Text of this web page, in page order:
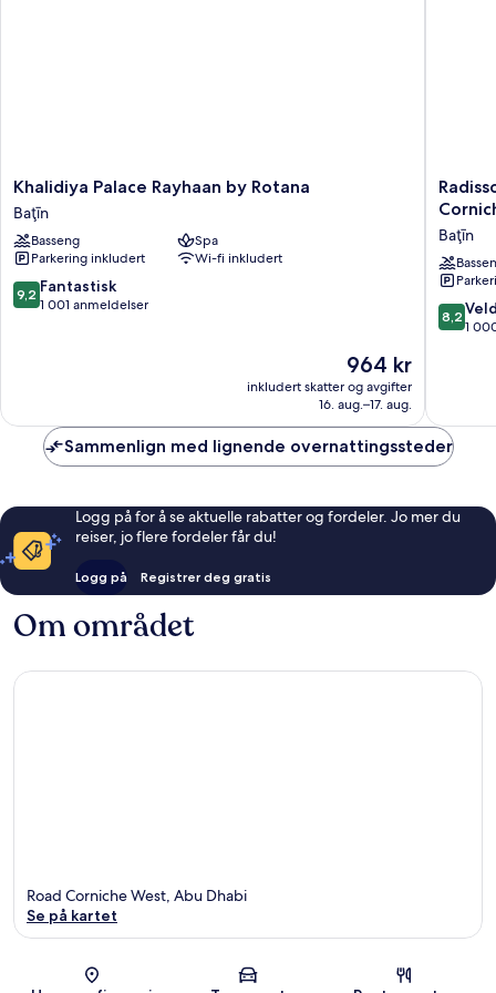
Khalidiya
Palace
Rayhaan
by
Rotana
Baţīn
Khalidiya Palace Rayhaan by Rotana
Baţīn
Basseng
Spa
Parkering inkludert
Wi-fi inkludert
9.2
av
9,2 Fantastisk
1 001 anmeldelser
Prisen
er
964 kr
964 kr
inkludert skatter og avgifter
16. aug.–17. aug.
Blu
Hotel
&
Resort,
Abu
Dhabi
Baţīn
8.2
av
8,2
1
Sammenlign med lignende overnattingssteder
Logg på for å se aktuelle rabatter og fordeler. Jo mer du
reiser, jo flere fordeler får du!
Logg på Registrer deg gratis
Om området
Kart
Road Corniche West, Abu Dhabi
Se på kartet